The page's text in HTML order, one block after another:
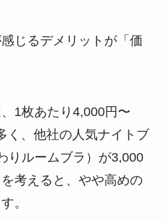
じるデメリットが「価
1枚あたり4,000円〜
く、他社の人気ナイトブ
りルームブラ）が3,000
考えると、やや高めの
。